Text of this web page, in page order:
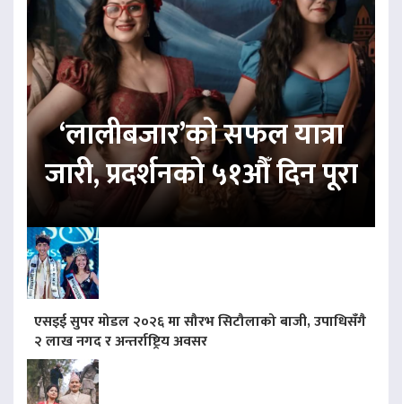
‘लालीबजार’को सफल यात्रा
जारी, प्रदर्शनको ५१औँ दिन पूरा
एसइई सुपर मोडल २०२६ मा सौरभ सिटौलाको बाजी, उपाधिसँगै
२ लाख नगद र अन्तर्राष्ट्रिय अवसर